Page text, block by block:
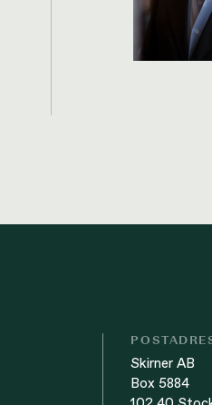
Skirner AB
Box 5884